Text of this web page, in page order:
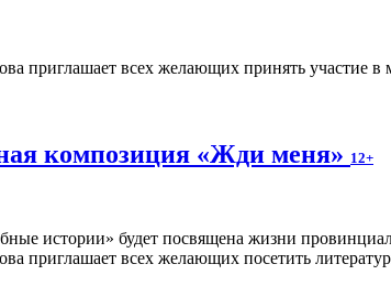
приглашает всех желающих принять участие
композиция «Жди меня» 12+
приглашает всех желающих посетить